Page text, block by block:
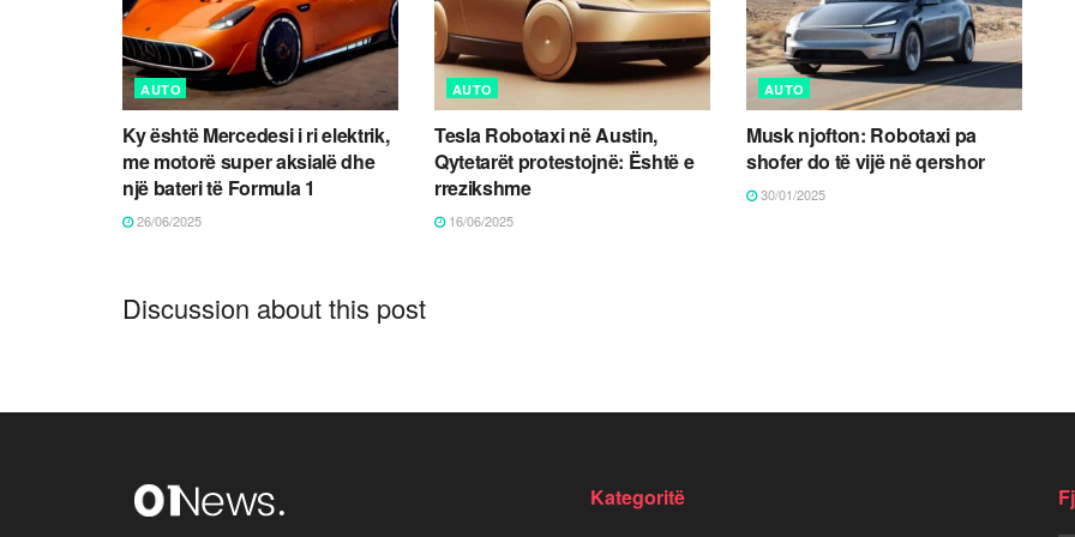
AUTO
Ky është Mercedesi i ri elektrik,
me motorë super aksialë dhe
një bateri të Formula 1
26/06/2025
AUTO
Tesla Robotaxi në Austin,
Qytetarët protestojnë: Është e
rrezikshme
16/06/2025
AUTO
Musk njofton: Robotaxi pa
shofer do të vijë në qershor
30/01/2025
Discussion about this post
Kategoritë